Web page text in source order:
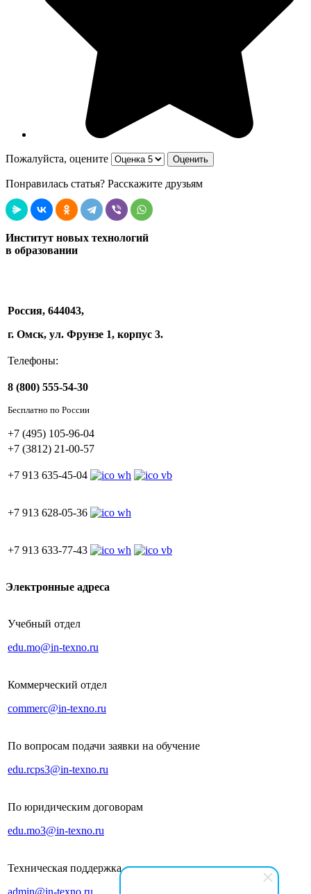
Пожалуйста, оцените
Понравилась статья? Расскажите друзьям
Институт новых технологий
в образовании
Россия, 644043,
г. Омск, ул. Фрунзе 1, корпус 3.
Телефоны:
8 (800) 555-54-30
Бесплатно по России
+7 (495) 105-96-04
+7 (3812) 21-00-57
+7 913 635-45-04
+7 913 628-05-36
+7 913 633-77-43
Электронные адреса
Учебный отдел
edu.mo@in-texno.ru
Коммерческий отдел
commerc@in-texno.ru
По вопросам подачи заявки на обучение
edu.rcps3@in-texno.ru
По юридическим договорам
edu.mo3@in-texno.ru
Техническая поддержка
admin@in-texno.ru